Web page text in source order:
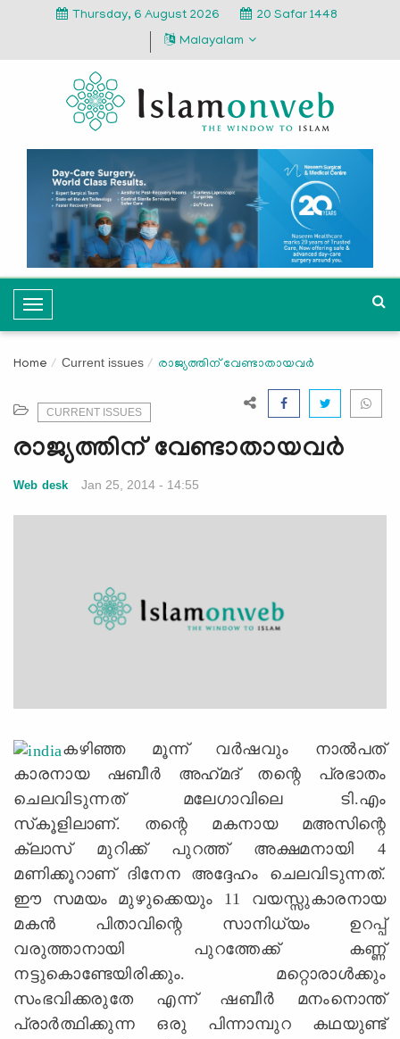
Thursday, 6 August 2026
20 Safar 1448
Malayalam
T
o
g
N
a
v
g
Home Current issues രാജ്യത്തിന്‌ വേണ്ടാതായവര്‍
CURRENT ISSUES
രാജ്യത്തിന്‌ വേണ്ടാതായവര്‍
Web desk Jan 25, 2014 - 14:55
കഴിഞ്ഞ മൂന്ന്‌ വര്‍ഷവും നാല്‍പത്‌
കാരനായ ഷബീര്‍ അഹ്‌മദ്‌ തന്റെ പ്രഭാതം
ചെലവിടുന്നത്‌ മലേഗാവിലെ ടി.എം
സ്‌കൂളിലാണ്. തന്റെ മകനായ മഅസിന്റെ
ക്ലാസ്‌ മുറിക്ക്‌ പുറത്ത്‌ അക്ഷമനായി 4
മണിക്കൂറാണ്‌ ദിനേന അദ്ദേഹം ചെലവിടുന്നത്.
ഈ സമയം മുഴുക്കെയും 11 വയസ്സുകാരനായ
മകന്‍ പിതാവിന്റെ സാനിധ്യം ഉറപ്പ്‌
വരുത്താനായി പുറത്തേക്ക്‌ കണ്ണ്‌
നട്ടുകൊണ്ടേയിരിക്കും. മറ്റൊരാള്‍ക്കും
സംഭവിക്കരുതേ എന്ന്‌ ഷബീര്‍ മനംനൊന്ത്‌
പ്രാര്‍ത്ഥിക്കുന്ന ഒരു പിന്നാമ്പുറ കഥയുണ്ട്‌